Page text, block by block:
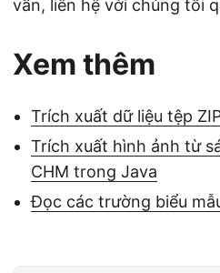
vấn, liên hệ với chúng tôi
Xem thêm
Trích xuất dữ liệu tệp
Trích xuất hình ảnh từ
CHM trong Java
Đọc các trường biểu